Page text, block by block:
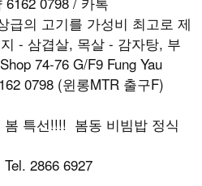
급의 고기를 가성비 최고로 제
- 삼겹살, 목살 - 감자탕, 부
74-76 G/F9 Fung Yau
0798 (윈롱MTR 출구F)
특선!!!! 봄동 비빔밥 정식
2866 6927